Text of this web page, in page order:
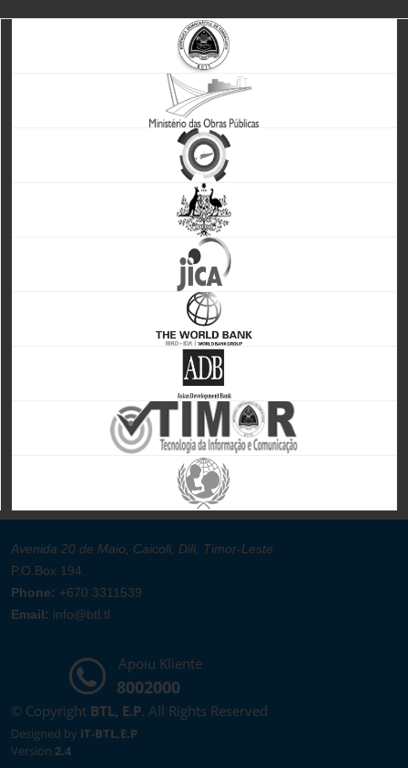
Avenida 20 de Maio, Caicoli, Dili, Timor-Leste
P.O.Box 194.
Phone: +670 3311539
Email: info@btl.tl
Apoiu Kliente
8002000
© Copyright BTL, E.P. All Rights Reserved
Designed by IT-BTL,E.P
Version 2.4